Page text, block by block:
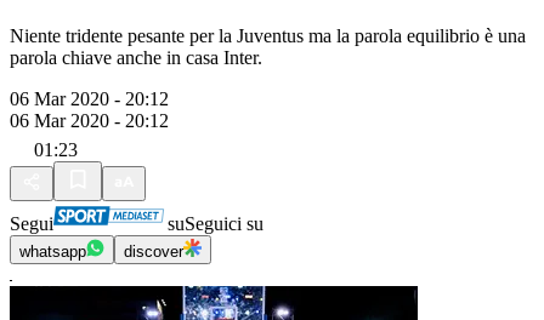
Niente tridente pesante per la Juventus ma la parola equilibrio è una
parola chiave anche in casa Inter.
06 Mar 2020 - 20:12
06 Mar 2020 - 20:12
01:23
Segui suSeguici su
whatsapp discover